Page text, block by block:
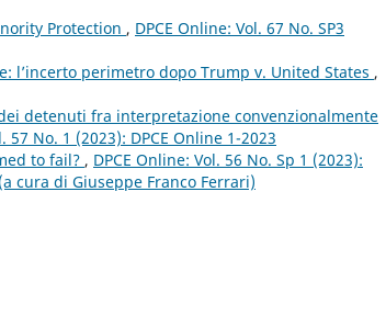
Protection , DPCE Online: Vol. 67 No. SP3
perimetro dopo Trump v. United States ,
detenuti fra interpretazione convenzionalmente
57 No. 1 (2023): DPCE Online 1-2023
to fail? , DPCE Online: Vol. 56 No. Sp 1 (2023):
cura di Giuseppe Franco Ferrari)